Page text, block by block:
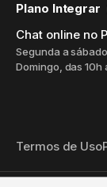
Plano Integrar
Chat online no
Segunda a
Domingo, das 10h
Termos de Uso